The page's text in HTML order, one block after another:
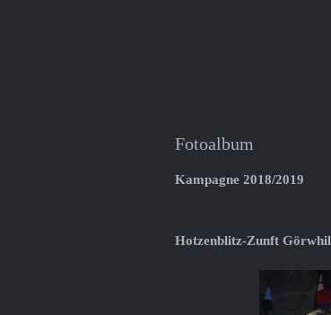
Fotoalbum
Kampagne 2018/2019
Hotzenblitz-Zunft Görwhil